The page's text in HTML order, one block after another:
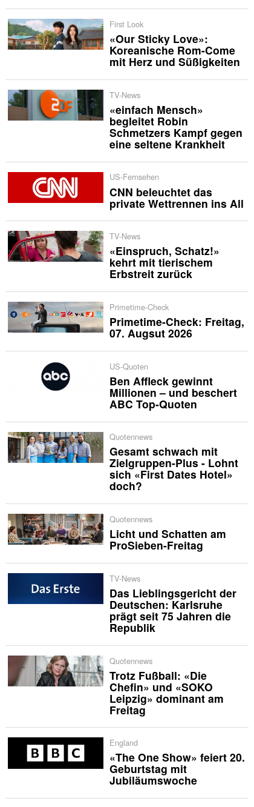
First Look
«Our Sticky Love»:
Koreanische Rom-Come
mit Herz und Süßigkeiten
TV-News
«einfach Mensch»
begleitet Robin
Schmetzers Kampf gegen
eine seltene Krankheit
US-Fernsehen
CNN beleuchtet das
private Wettrennen ins All
TV-News
«Einspruch, Schatz!»
kehrt mit tierischem
Erbstreit zurück
Primetime-Check
Primetime-Check: Freitag,
07. Augsut 2026
US-Quoten
Ben Affleck gewinnt
Millionen – und beschert
ABC Top-Quoten
Quotennews
Gesamt schwach mit
Zielgruppen-Plus - Lohnt
sich «First Dates Hotel»
doch?
Quotennews
Licht und Schatten am
ProSieben-Freitag
TV-News
Das Lieblingsgericht der
Deutschen: Karlsruhe
prägt seit 75 Jahren die
Republik
Quotennews
Trotz Fußball: «Die
Chefin» und «SOKO
Leipzig» dominant am
Freitag
England
«The One Show» feiert 20.
Geburtstag mit
Jubiläumswoche